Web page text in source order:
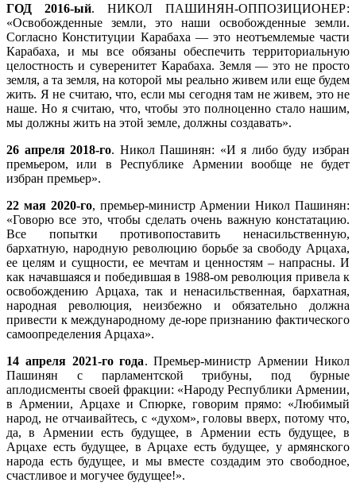
ГОД 2016-ый. НИКОЛ ПАШИНЯН-ОППОЗИЦИОНЕР:
«Освобожденные земли, это наши освобожденные земли.
Согласно Конституции Карабаха — это неотъемлемые части
Карабаха, и мы все обязаны обеспечить территориальную
целостность и суверенитет Карабаха. Земля — это не просто
земля, а та земля, на которой мы реально живем или еще будем
жить. Я не считаю, что, если мы сегодня там не живем, это не
наше. Но я считаю, что, чтобы это полноценно стало нашим,
мы должны жить на этой земле, должны создавать».
26 апреля 2018-го. Никол Пашинян: «И я либо буду избран
премьером, или в Республике Армении вообще не будет
избран премьер».
22 мая 2020-го, премьер-министр Армении Никол Пашинян:
«Говорю все это, чтобы сделать очень важную констатацию.
Все попытки противопоставить ненасильственную,
бархатную, народную революцию борьбе за свободу Арцаха,
ее целям и сущности, ее мечтам и ценностям – напрасны. И
как начавшаяся и победившая в 1988-ом революция привела к
освобождению Арцаха, так и ненасильственная, бархатная,
народная революция, неизбежно и обязательно должна
привести к международному де-юре признанию фактического
самоопределения Арцаха».
14 апреля 2021-го года. Премьер-министр Армении Никол
Пашинян с парламентской трибуны, под бурные
аплодисменты своей фракции: «Народу Республики Армении,
в Армении, Арцахе и Спюрке, говорим прямо: «Любимый
народ, не отчаивайтесь, с «духом», головы вверх, потому что,
да, в Армении есть будущее, в Армении есть будущее, в
Арцахе есть будущее, в Арцахе есть будущее, у армянского
народа есть будущее, и мы вместе создадим это свободное,
счастливое и могучее будущее!».